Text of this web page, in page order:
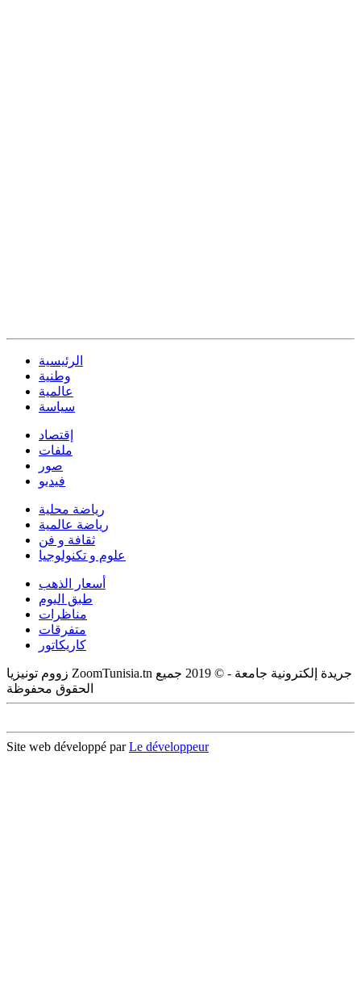
الرئيسية
وطنية
عالمية
سياسة
إقتصاد
ملفات
صور
فيديو
رياضة محلية
رياضة عالمية
ثقافة و فن
علوم و تكنولوجيا
أسعار الذهب
طبق اليوم
مناظرات
متفرقات
كاريكاتور
زووم تونيزيا ZoomTunisia.tn جريدة إلكترونية جامعة - © 2019 جميع
الحقوق محفوظة
Site web développé parLe développeur